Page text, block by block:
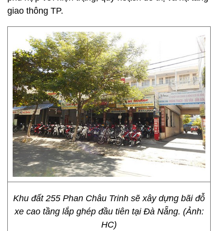
giao thông TP.
Khu đất 255 Phan Châu Trinh sẽ xây dựng bãi đỗ
xe cao tầng lắp ghép đầu tiên tại Đà Nẵng. (Ảnh:
HC)